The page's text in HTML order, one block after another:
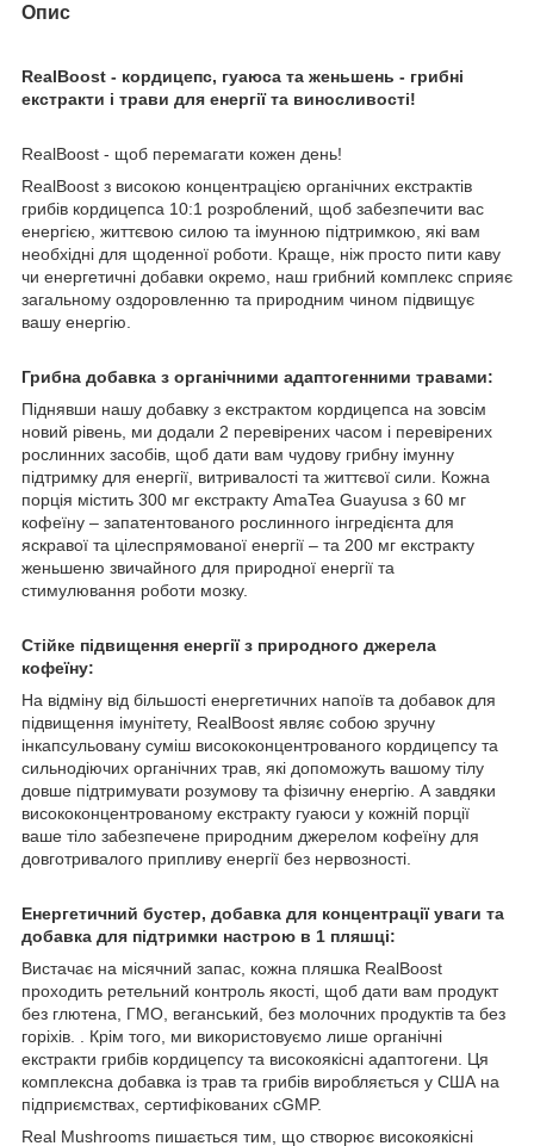
Опис
RealBoost - кордицепс, гуаюса та женьшень - грибні
екстракти і трави для енергії та виносливості!
RealBoost - щоб перемагати кожен день!
RealBoost з високою концентрацією органічних екстрактів
грибів кордицепса 10:1 розроблений, щоб забезпечити вас
енергією, життєвою силою та імунною підтримкою, які вам
необхідні для щоденної роботи. Краще, ніж просто пити каву
чи енергетичні добавки окремо, наш грибний комплекс сприяє
загальному оздоровленню та природним чином підвищує
вашу енергію.
Грибна добавка з органічними адаптогенними травами:
Піднявши нашу добавку з екстрактом кордицепса на зовсім
новий рівень, ми додали 2 перевірених часом і перевірених
рослинних засобів, щоб дати вам чудову грибну імунну
підтримку для енергії, витривалості та життєвої сили. Кожна
порція містить 300 мг екстракту AmaTea Guayusa з 60 мг
кофеїну – запатентованого рослинного інгредієнта для
яскравої та цілеспрямованої енергії – та 200 мг екстракту
женьшеню звичайного для природної енергії та
стимулювання роботи мозку.
Стійке підвищення енергії з природного джерела
кофеїну:
На відміну від більшості енергетичних напоїв та добавок для
підвищення імунітету, RealBoost являє собою зручну
інкапсульовану суміш висококонцентрованого кордицепсу та
сильнодіючих органічних трав, які допоможуть вашому тілу
довше підтримувати розумову та фізичну енергію. А завдяки
висококонцентрованому екстракту гуаюси у кожній порції
ваше тіло забезпечене природним джерелом кофеїну для
довготривалого припливу енергії без нервозності.
Енергетичний бустер, добавка для концентрації уваги та
добавка для підтримки настрою в 1 пляшці:
Вистачає на місячний запас, кожна пляшка RealBoost
проходить ретельний контроль якості, щоб дати вам продукт
без глютена, ГМО, веганський, без молочних продуктів та без
горіхів. . Крім того, ми використовуємо лише органічні
екстракти грибів кордицепсу та високоякісні адаптогени. Ця
комплексна добавка із трав та грибів виробляється у США на
підприємствах, сертифікованих cGMP.
Real Mushrooms пишається тим, що створює високоякісні